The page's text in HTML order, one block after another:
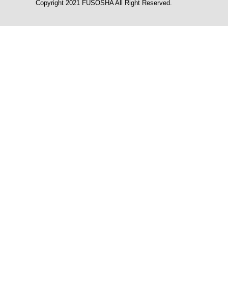
Copyright 2021 FUSOSHA All Right Reserved.